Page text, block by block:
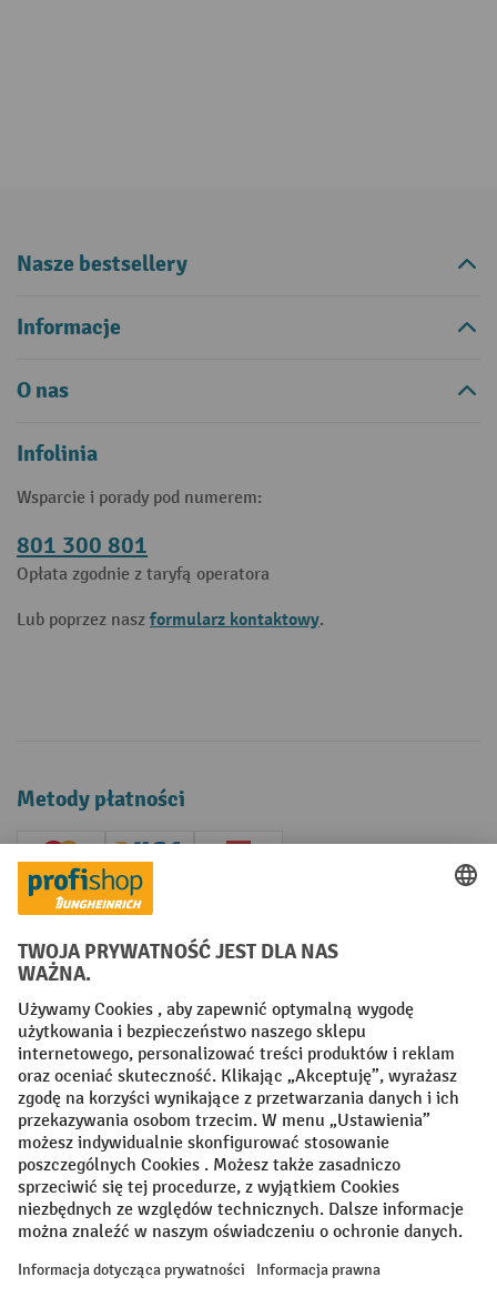
Nasze bestsellery
Informacje
O nas
Infolinia
Wsparcie i porady pod numerem:
801 300 801
Opłata zgodnie z taryfą operatora
Lub poprzez nasz formularz kontaktowy.
Metody płatności
Creditcard (Master)Creditcard (Visa)
Factura Przedpłata
Sieci społecznościowe
Facebook
YouTube
LinkedIn
Instagram
Regulamin Impressum PL
Oświadczenie o ochronie danych
Ustawienia prywatności
All prices excl. VAT plusshipping costsand possible delivery charges,